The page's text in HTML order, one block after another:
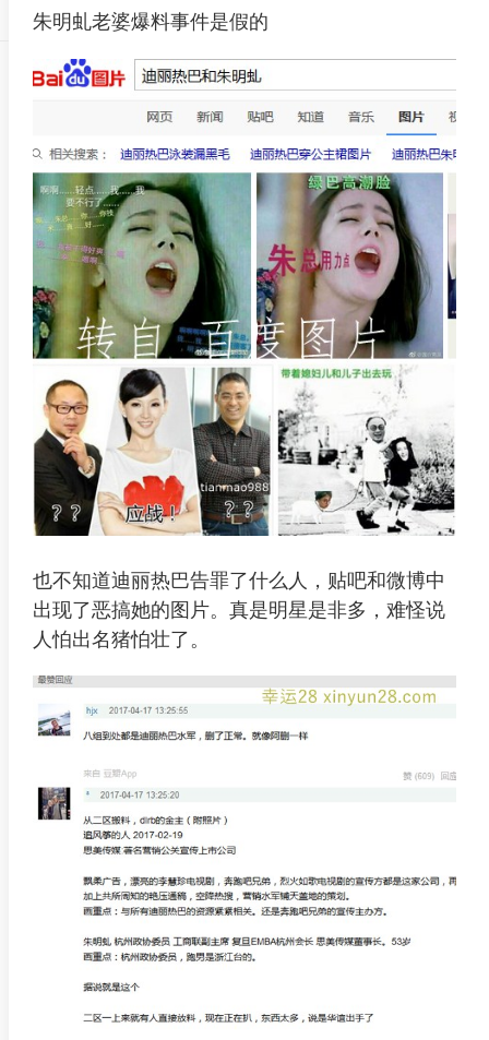
朱明虬老婆爆料事件是假的
也不知道迪丽热巴告罪了什么人，贴吧和微博中
出现了恶搞她的图片。真是明星是非多，难怪说
人怕出名猪怕壮了。